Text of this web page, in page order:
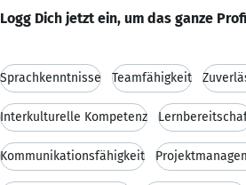
Logg Dich jetzt ein, um das ganze
Sprachkenntnisse Teamfähigkeit
Interkulturelle Kompetenz
Kommunikationsfähigkeit